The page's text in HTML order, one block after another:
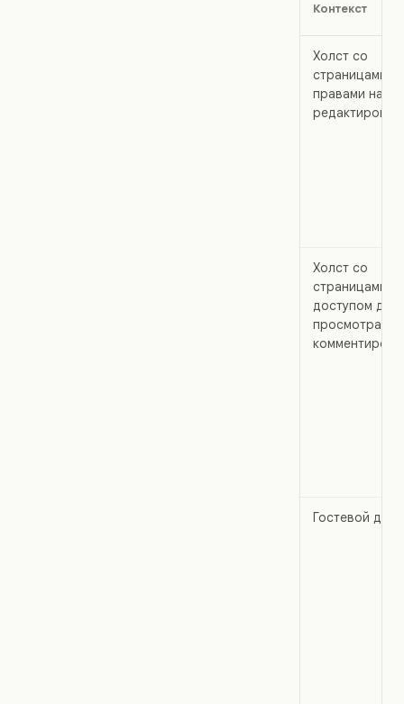
Контекст
Холст со
страницами с
правами на
Холст со
страницами с
доступом для
просмотра
Гостевой